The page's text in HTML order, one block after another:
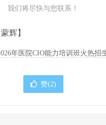
我们将尽快与您联系！
辉】
年医院CIO能力培训班火热招
赞(2)